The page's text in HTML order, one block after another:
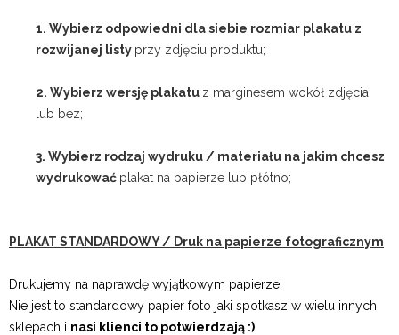
1. Wybierz odpowiedni dla siebie rozmiar plakatu z
rozwijanej listy przy zdjęciu produktu;
2. Wybierz wersję plakatu z marginesem wokół zdjęcia
lub bez;
3. Wybierz rodzaj wydruku / materiału na jakim chcesz
wydrukować plakat na papierze lub płótno;
PLAKAT STANDARDOWY / Druk na papierze fotograficznym
Drukujemy na naprawdę wyjątkowym papierze.
Nie jest to standardowy papier foto jaki spotkasz w wielu innych
sklepach i nasi klienci to potwierdzają :)